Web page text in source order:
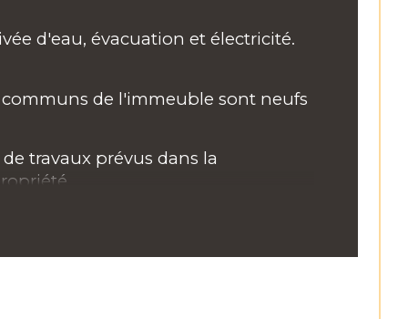
d'eau, évacuation et électricité.
communs de l'immeuble sont neufs
de travaux prévus dans la